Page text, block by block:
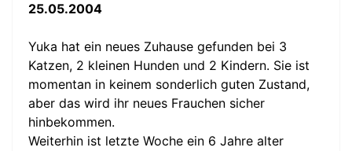
25.05.2004
Yuka hat ein neues Zuhause gefunden bei 3
Katzen, 2 kleinen Hunden und 2 Kindern. Sie ist
momentan in keinem sonderlich guten Zustand,
aber das wird ihr neues Frauchen sicher
hinbekommen.
Weiterhin ist letzte Woche ein 6 Jahre alter